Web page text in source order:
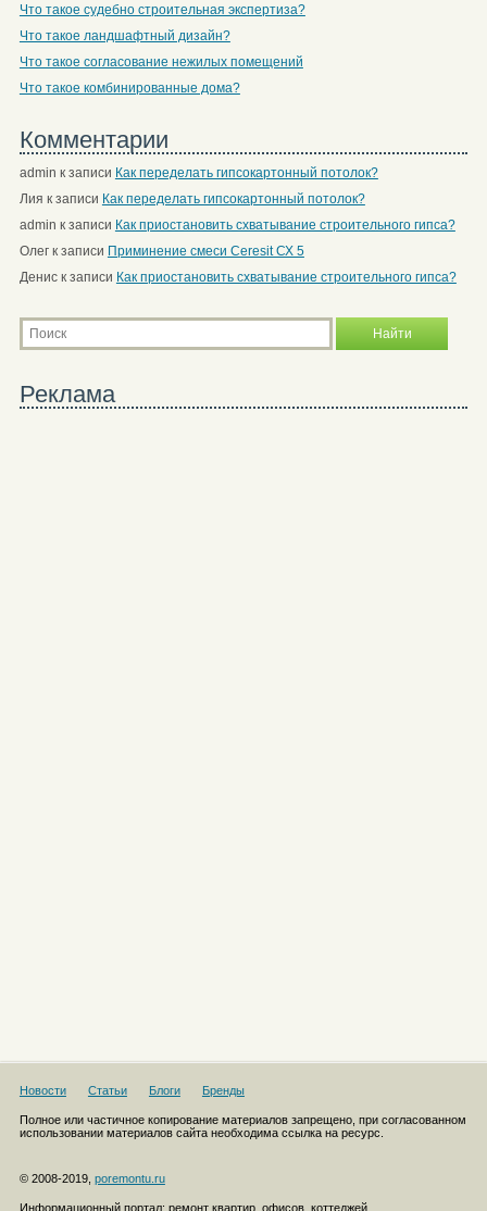
Что такое судебно строительная экспертиза?
Что такое ландшафтный дизайн?
Что такое согласование нежилых помещений
Что такое комбинированные дома?
Комментарии
admin к записи Как переделать гипсокартонный потолок?
Лия к записи Как переделать гипсокартонный потолок?
admin к записи Как приостановить схватывание строительного гипса?
Олегк записи Приминение смеси Ceresit СХ 5
Дениск записи Как приостановить схватывание строительного гипса?
Реклама
Новости Статьи Блоги Бренды
Полное или частичное копирование материалов запрещено, при согласованном
использовании материалов сайта необходима ссылка на ресурс.
© 2008-2019, poremontu.ru
Информационный портал: ремонт квартир, офисов, коттеджей